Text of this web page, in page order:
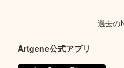
過去の
Artgene公式アプリ